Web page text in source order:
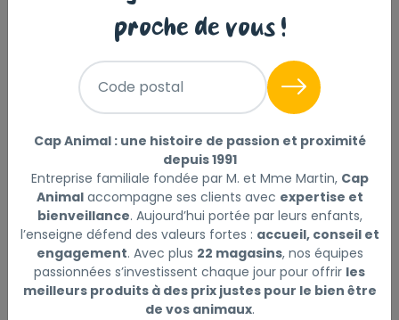
TERRE À BAIN À LA POMME
1,6 L
9,49 €
proche de vous !
Code postal
Cap Animal : une histoire de passion et proximité
depuis 1991
Entreprise familiale fondée par M. et Mme Martin, Cap
Animalaccompagne ses clients avec expertise et
bienveillance. Aujourd’hui portée par leurs enfants,
l’enseigne défend des valeurs fortes : accueil, conseil et
engagement. Avec plus 22 magasins, nos équipes
passionnées s’investissent chaque jour pour offrir les
meilleurs produits à des prix justes pour le bien être
de vos animaux.